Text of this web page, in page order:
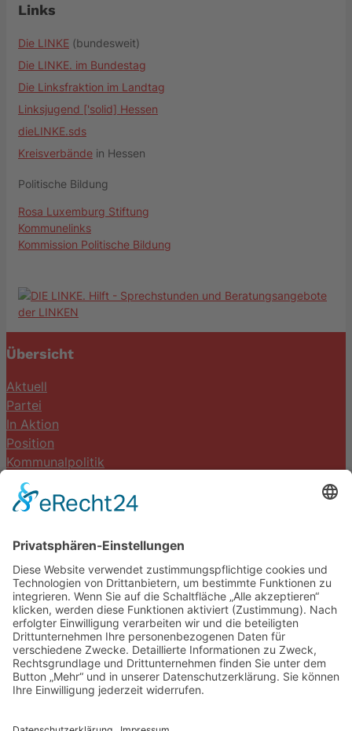
Links
Die LINKE (bundesweit)
Die LINKE. im Bundestag
Die Linksfraktion im Landtag
Linksjugend ['solid] Hessen
dieLINKE.sds
Kreisverbände in Hessen
Politische Bildung
Rosa Luxemburg Stiftung
Kommunelinks
Kommission Politische Bildung
Übersicht
Aktuell
Partei
In Aktion
Position
Kommunalpolitik
Termine
DIE LINKE. Schwalm-Eder
Steingasse 5
34613 Schwalmstadt
Tel.06691 8077899
info@die-linke-schwalm-eder.de
Gesetzliches
Impressum